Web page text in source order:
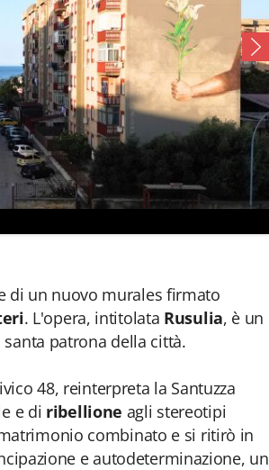
di un nuovo murales firmato
. L'opera, intitolata Rusulia, è un
patrona della città.
48, reinterpreta la Santuzza
e di ribellione agli stereotipi
combinato e si ritirò in
e autodeterminazione, un